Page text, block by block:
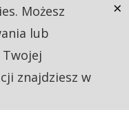
Możesz
lub
znajdziesz w
×